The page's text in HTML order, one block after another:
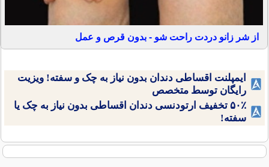
از شر زانو دردت راحت شو - بدون قرص و عمل
ایمپلنت اقساطی دندان بدون نیاز به چک و سفته! ویزیت
رایگان توسط متخصص
۵۰٪ تخفیف ارتودنسی دندان اقساطی بدون نیاز به چک یا
سفته!